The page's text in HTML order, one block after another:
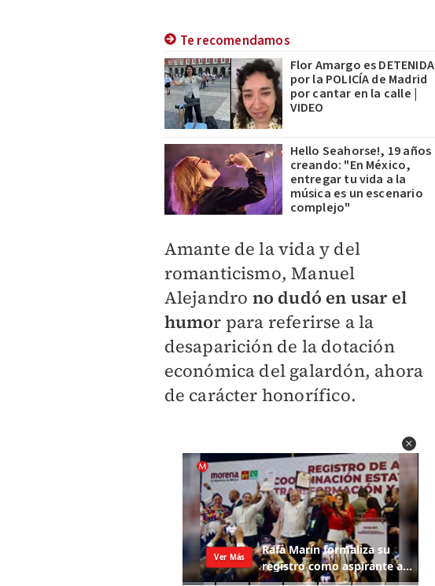
Te recomendamos
Flor Amargo es DETENIDA
por la POLICÍA de Madrid
por cantar en la calle |
VIDEO
Hello Seahorse!, 19 años
creando: "En México,
entregar tu vida a la
música es un escenario
complejo"
Amante de la vida y del
romanticismo, Manuel
Alejandro no dudó en usar el
humor para referirse a la
desaparición de la dotación
económica del galardón, ahora
de carácter honorífico.